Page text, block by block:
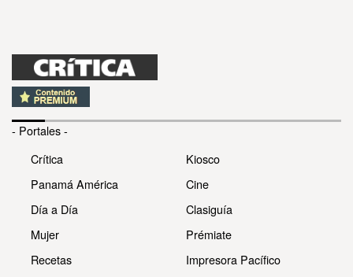
- Portales -
Crítica
Panamá América
Día a Día
Mujer
Recetas
Kiosco
Cine
Clasiguía
Prémiate
Impresora Pacífico